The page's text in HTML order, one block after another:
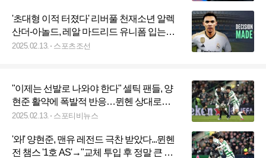
'초대형 이적 터졌다' 리버풀 천재소년 알렉
산더-아놀드, 레알 마드리드 유니폼 입는다
'FA 합류 결정'
2025.02.13. 스포츠조선
"이제는 선발로 나와야 한다" 셀틱 팬들, 양
현준 활약에 폭발적 반응…뮌헨 상대로
UCL 첫 도움
2025.02.13. 스포티비뉴스
'와!' 양현준, 맨유 레전드 극찬 받았다...뮌헨
전 챔스 '1호 AS'→"교체 투입 후 정말 큰 차